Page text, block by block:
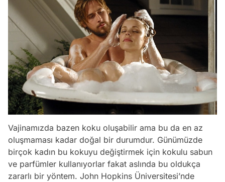
Vajinamızda bazen koku oluşabilir ama bu da en az
oluşmaması kadar doğal bir durumdur. Günümüzde
birçok kadın bu kokuyu değiştirmek için kokulu sabun
ve parfümler kullanıyorlar fakat aslında bu oldukça
zararlı bir yöntem. John Hopkins Üniversitesi’nde